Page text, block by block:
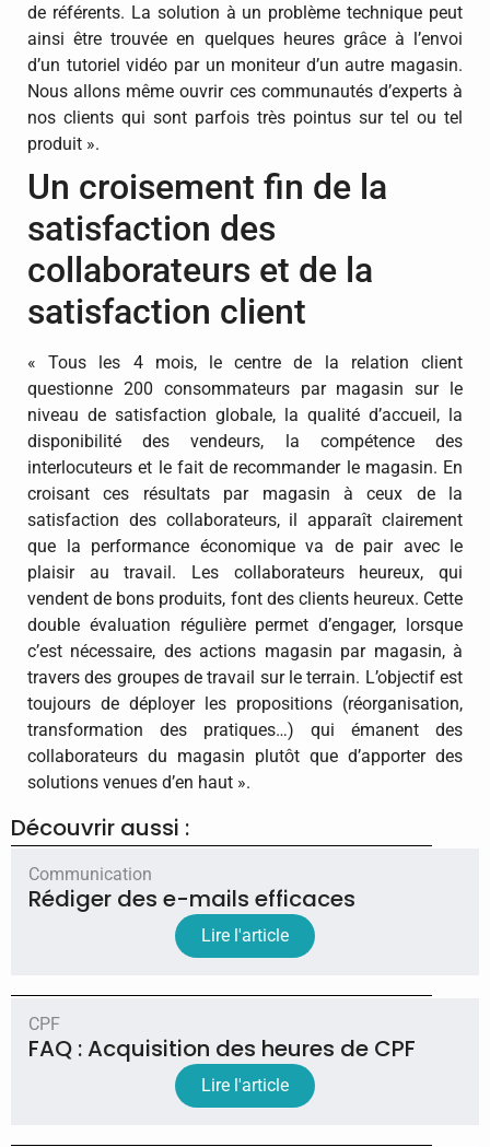
Découvrir aussi :
Communication
Rédiger des e-mails efficaces
Lire l'article
CPF
FAQ : Acquisition des heures de CPF
Lire l'article
de référents. La solution à un problème technique peut
ainsi être trouvée en quelques heures grâce à l’envoi
d’un tutoriel vidéo par un moniteur d’un autre magasin.
Nous allons même ouvrir ces communautés d’experts à
nos clients qui sont parfois très pointus sur tel ou tel
produit ».
Un croisement fin de la
satisfaction des
collaborateurs et de la
satisfaction client
« Tous les 4 mois, le centre de la relation client
questionne 200 consommateurs par magasin sur le
niveau de satisfaction globale, la qualité d’accueil, la
disponibilité des vendeurs, la compétence des
interlocuteurs et le fait de recommander le magasin. En
croisant ces résultats par magasin à ceux de la
satisfaction des collaborateurs, il apparaît clairement
que la performance économique va de pair avec le
plaisir au travail. Les collaborateurs heureux, qui
vendent de bons produits, font des clients heureux. Cette
double évaluation régulière permet d’engager, lorsque
c’est nécessaire, des actions magasin par magasin, à
travers des groupes de travail sur le terrain. L’objectif est
toujours de déployer les propositions (réorganisation,
transformation des pratiques…) qui émanent des
collaborateurs du magasin plutôt que d’apporter des
solutions venues d’en haut ».